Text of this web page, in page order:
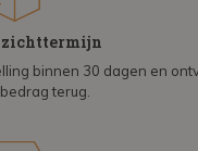
zichttermijn
binnen 30 dagen en
terug.